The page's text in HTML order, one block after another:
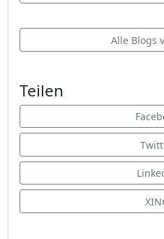
Alle Blogs
Teilen